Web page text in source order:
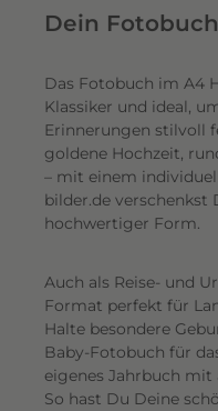
Dein
Das Fotobuch im A4
Klassiker und ideal,
Erinnerungen stilvoll
goldene Hochzeit,
– mit einem
bilder.de verschenkst
hochwertiger Form.
Auch als Reise- und
Format perfekt für
Halte besondere
Baby-Fotobuch für
eigenes Jahrbuch mit
So hast Du Deine